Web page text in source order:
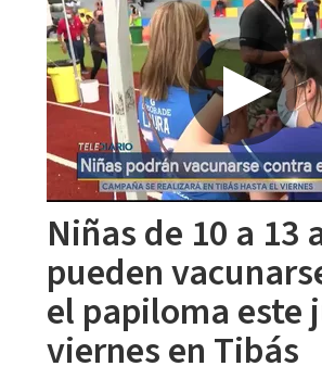
Niñas de 10 a 13
pueden
el papiloma este
viernes en Tibás